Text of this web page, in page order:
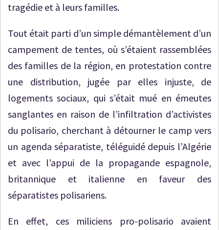
tragédie et à leurs familles.
Tout était parti d’un simple démantèlement d’un
campement de tentes, où s’étaient rassemblées
des familles de la région, en protestation contre
une distribution, jugée par elles injuste, de
logements sociaux, qui s’était mué en émeutes
sanglantes en raison de l’infiltration d’activistes
du polisario, cherchant à détourner le camp vers
un agenda séparatiste, téléguidé depuis l’Algérie
et avec l’appui de la propagande espagnole,
britannique et italienne en faveur des
séparatistes polisariens.
En effet, ces miliciens pro-polisario avaient